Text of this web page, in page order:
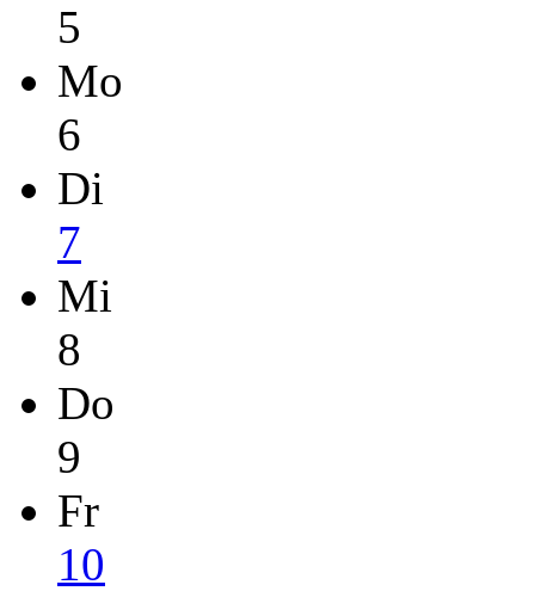
5
Mo
6
Di
7
Mi
8
Do
9
Fr
10